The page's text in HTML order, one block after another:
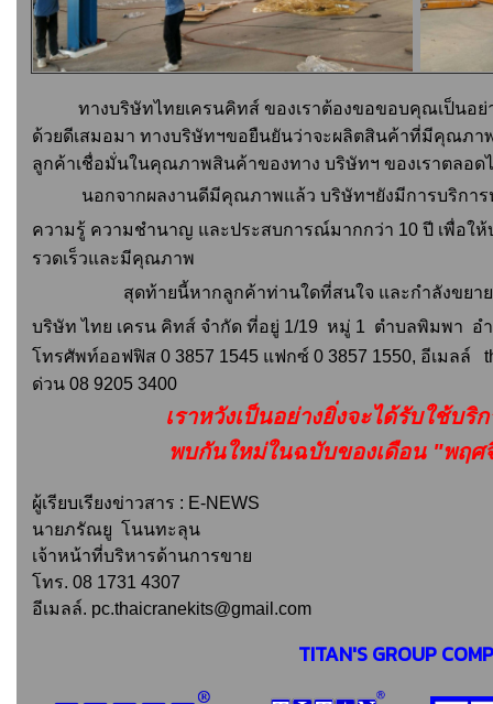
ทางบริษัทไทยเครนคิทส์ ของเราต้องขอขอบคุณเป็นอย่
ด้วยดีเสมอมา ทางบริษัทฯขอยืนยันว่าจะผลิตสินค้าที่มีคุณภา
ลูกค้าเชื่อมั่นในคุณภาพสินค้าของทาง บริษัทฯ ของเราตลอด
นอกจากผลงานดีมีคุณภาพแล้ว บริษัทฯยังมีการบริการ
ความรู้ ความชำนาญ และประสบการณ์มากกว่า 10 ปี เพื่อใ
รวดเร็วและมีคุณภาพ
สุดท้ายนี้หากลูกค้าท่านใดที่สนใจ และกำลังขยา
บริษัท ไทย เครน คิทส์ จำกัด ที่อยู่ 1/19 หมู่ 1 ตำบลพิมพา อำ
โทรศัพท์ออฟฟิส 0 3857 1545 แฟกซ์ 0 3857 1550, อีเมลล์
ด่วน 08 9205 3400
เราหวังเป็นอย่างยิ่งจะได้รับใช้บริ
พบกันใหม่ในฉบับของเดือน "พฤศ
ผู้เรียบเรียงข่าวสาร : E-NEWS
นายภรัณยู โนนทะลุน
เจ้าหน้าที่บริหารด้านการขาย
โทร. 08 1731 4307
อีเมลล์. pc.thaicranekits@gmail.com
TITAN'S GROUP